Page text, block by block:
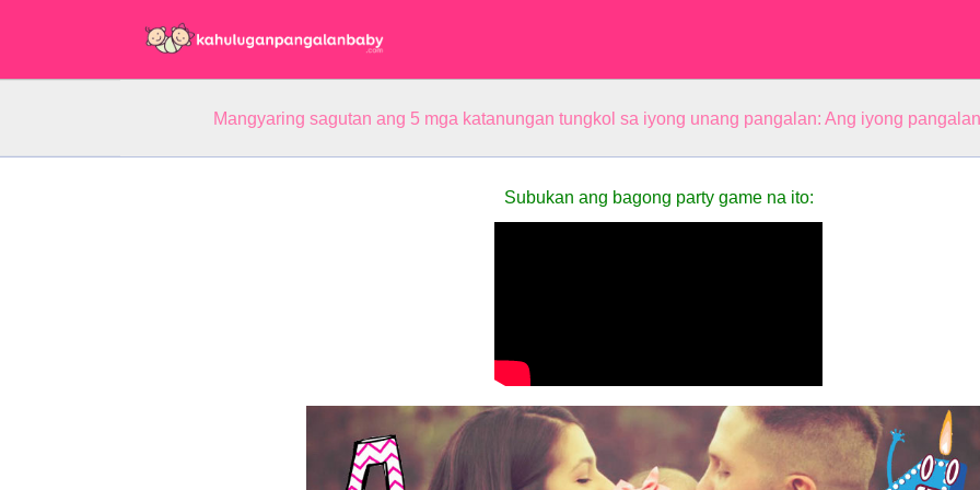
Mangyaring sagutan ang 5 mga katanungan tungkol sa iyong unang pangalan: Ang iyong
Subukan ang bagong party game na ito: